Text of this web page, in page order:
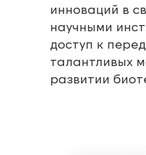
инноваций в
научными
доступ к
талантливых
развитии